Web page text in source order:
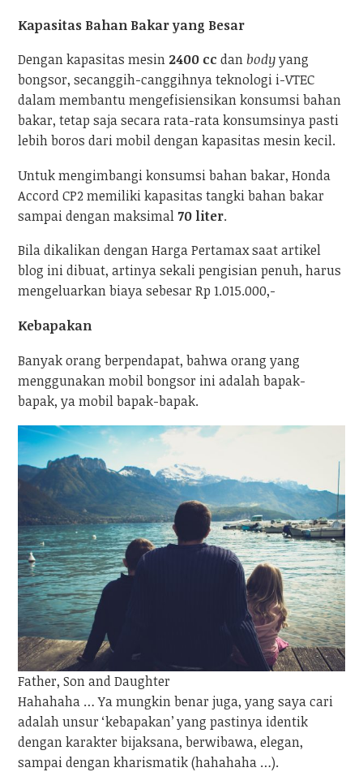
Kapasitas Bahan Bakar yang Besar
Dengan kapasitas mesin 2400 cc dan bodyyang
bongsor, secanggih-canggihnya teknologi i-VTEC
dalam membantu mengefisiensikan konsumsi bahan
bakar, tetap saja secara rata-rata konsumsinya pasti
lebih boros dari mobil dengan kapasitas mesin kecil.
Untuk mengimbangi konsumsi bahan bakar, Honda
Accord CP2 memiliki kapasitas tangki bahan bakar
sampai dengan maksimal 70 liter.
Bila dikalikan dengan Harga Pertamax saat artikel
blog ini dibuat, artinya sekali pengisian penuh, harus
mengeluarkan biaya sebesar Rp 1.015.000,-
Kebapakan
Banyak orang berpendapat, bahwa orang yang
menggunakan mobil bongsor ini adalah bapak-
bapak, ya mobil bapak-bapak.
Father, Son and Daughter
Hahahaha … Ya mungkin benar juga, yang saya cari
adalah unsur ‘kebapakan’ yang pastinya identik
dengan karakter bijaksana, berwibawa, elegan,
sampai dengan kharismatik (hahahaha …).